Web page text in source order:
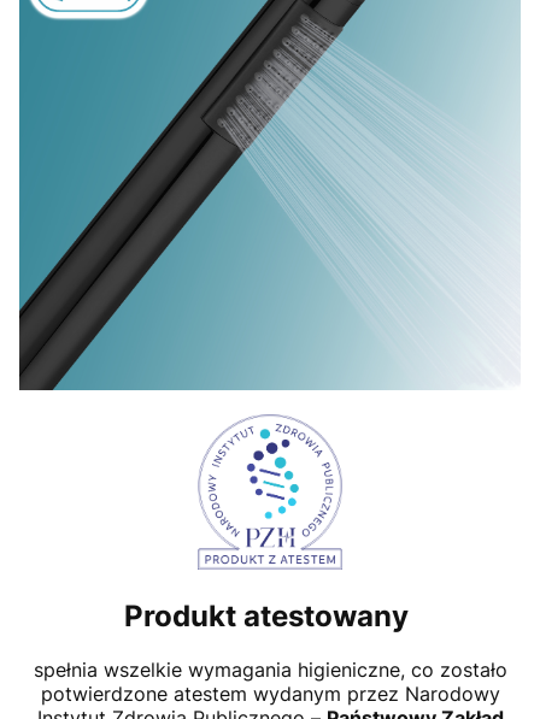
Produkt atestowany
spełnia wszelkie wymagania higieniczne, co zostało
potwierdzone atestem wydanym przez Narodowy